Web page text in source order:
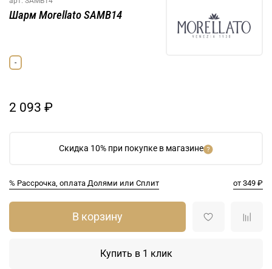
Скидка 10% при покупке в магазине
% Рассрочка, оплата Долями или Сплит от 349 ₽
Шарм Morellato SAMB14
-
2 093 ₽
В корзину
Купить в 1 клик